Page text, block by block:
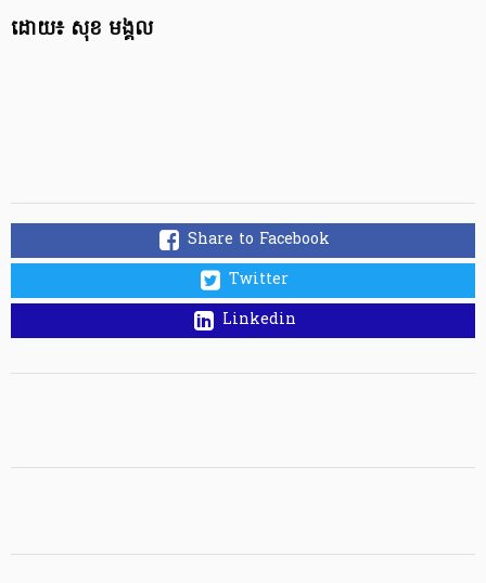
ដោយ៖ សុខ មង្គល
Share to Facebook
Twitter
Linkedin